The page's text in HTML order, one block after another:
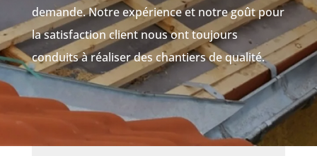
demande. Notre expérience et notre goût pour
la satisfaction client nous ont toujours
conduits à réaliser des chantiers de qualité.